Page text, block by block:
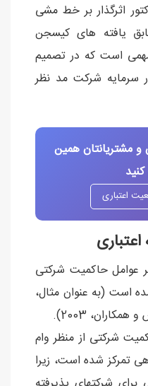
اثرگذار بر خط مشی
یافته های کیسجن
مهمی است که در تصمیم
سرمایه شرکت مد نظر
مشتریانتان همین
اعتباری
عوامل حاکمیت شرکتی
است (به عنوان مثال،
شرکتی از منظر وام
تمرکز شده است، زیرا